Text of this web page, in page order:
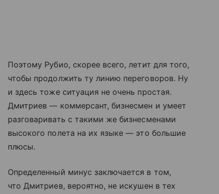
Поэтому Рубио, скорее всего, летит для того,
чтобы продолжить ту линию переговоров. Ну
и здесь тоже ситуация не очень простая.
Дмитриев — коммерсант, бизнесмен и умеет
разговаривать с такими же бизнесменами
высокого полета на их языке — это большие
плюсы.
Определенный минус заключается в том,
что Дмитриев, вероятно, не искушен в тех